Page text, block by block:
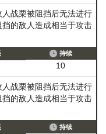
战栗被阻挡后无法进行
挡的敌人造成相当于攻击
持续
10
战栗被阻挡后无法进行
挡的敌人造成相当于攻击
持续